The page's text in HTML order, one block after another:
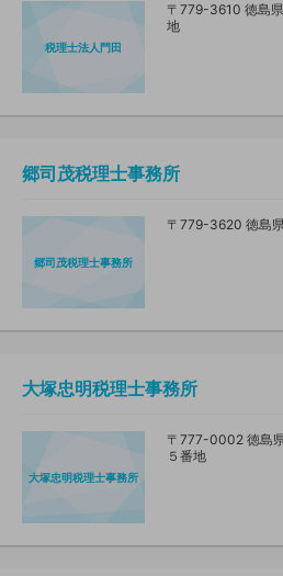
税理士法人門田
〒779-3610 徳島
地
郷司茂税理士事務所
郷司茂税理士事務所
〒779-3620 徳島
大塚忠明税理士事務所
大塚忠明税理士事務所
〒777-0002 徳島
５番地